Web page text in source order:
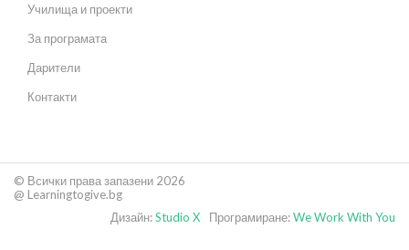
Училища и проекти
За програмата
Дарители
Контакти
© Всички права запазени 2026
@ Learningtogive.bg
Програмиране:We Work With You
Дизайн:Studio X